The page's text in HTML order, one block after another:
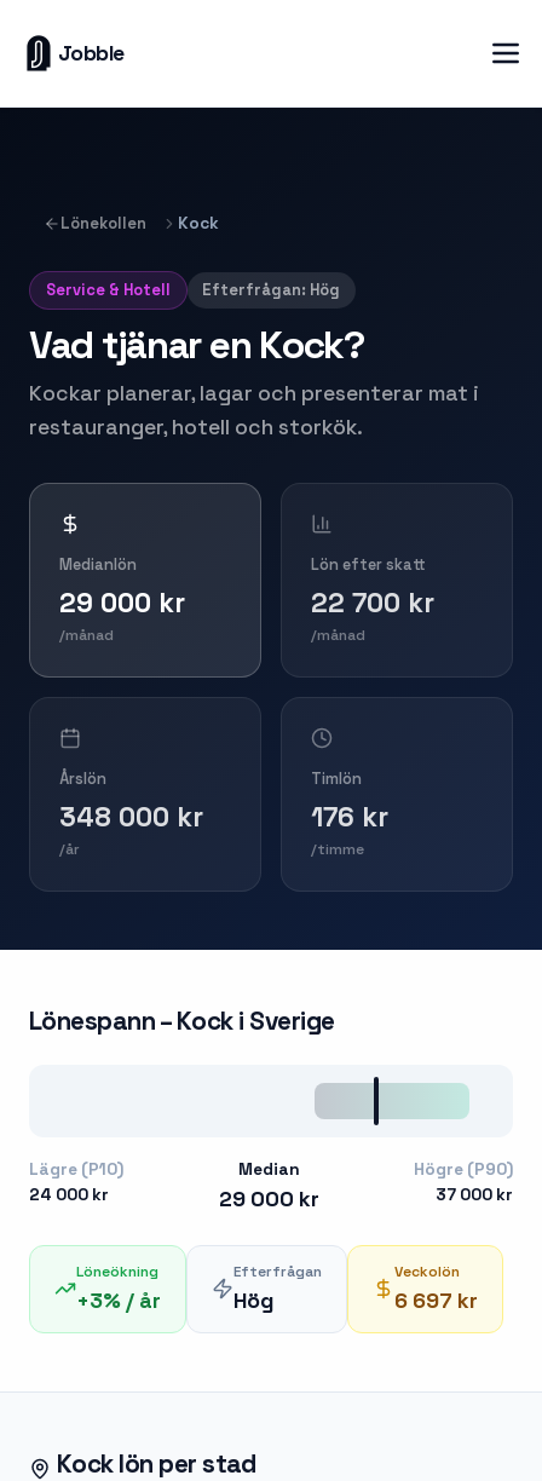
Jobble
Lönekollen Kock
Service & Hotell Efterfrågan: Hög
Vad tjänar en Kock?
Kockar planerar, lagar och presenterar mat i
restauranger, hotell och storkök.
Medianlön
29 000 kr
/månad
Lön efter skatt
22 700 kr
/månad
Årslön
348 000 kr
/år
Timlön
176 kr
/timme
Lönespann –Kock i Sverige
Lägre (P10)
24 000 kr
Median
29 000 kr
Högre (P90)
37 000 kr
Löneökning
+3% / år
Efterfrågan
Hög
Veckolön
6 697 kr
Kocklön per stad